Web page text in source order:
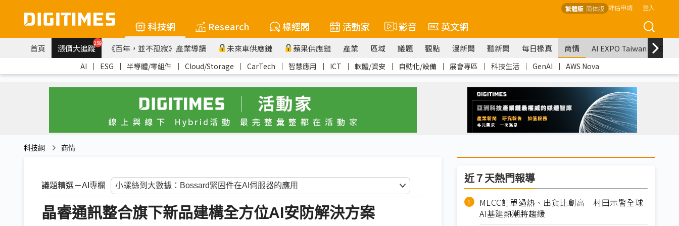
繁體版 简体版 評估申請 登入
科技網 Research 椽經閣 活動家 影音 英文網
首頁 漲價大追蹤259 《百年，並不孤寂》產業導讀 未來車供應鏈 蘋果供應鏈 產業 區域 議題 觀點 漫新聞 聽新聞 每日椽真 商情 AI EXPO Taiwan
AI ｜ ESG ｜ 半導體/零組件 ｜ Cloud/Storage ｜ CarTech ｜ 智慧應用 ｜ ICT ｜ 軟體/資安 ｜ 自動化/設備 ｜ 展會專區 ｜ 科技生活 ｜ GenAI ｜ AWS Nova
科技網 商情
議題精選－AI專欄
晶睿通訊整合旗下新品建構全方位AI安防解決方案
近７天熱門報導
MLCC訂單過熱、出貨比創高 村田示警全球
AI基建熱潮將趨緩